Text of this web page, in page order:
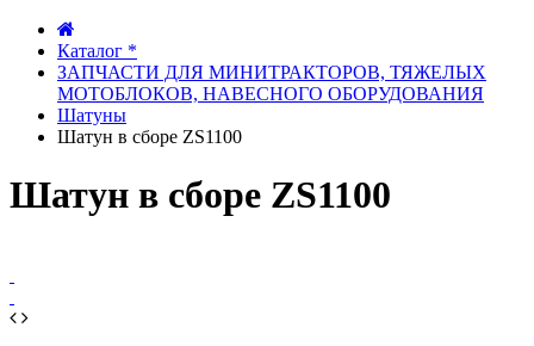
Каталог *
ЗАПЧАСТИ ДЛЯ МИНИТРАКТОРОВ, ТЯЖЕЛЫХ
МОТОБЛОКОВ, НАВЕСНОГО ОБОРУДОВАНИЯ
Шатуны
Шатун в сборе ZS1100
Шатун в сборе ZS1100